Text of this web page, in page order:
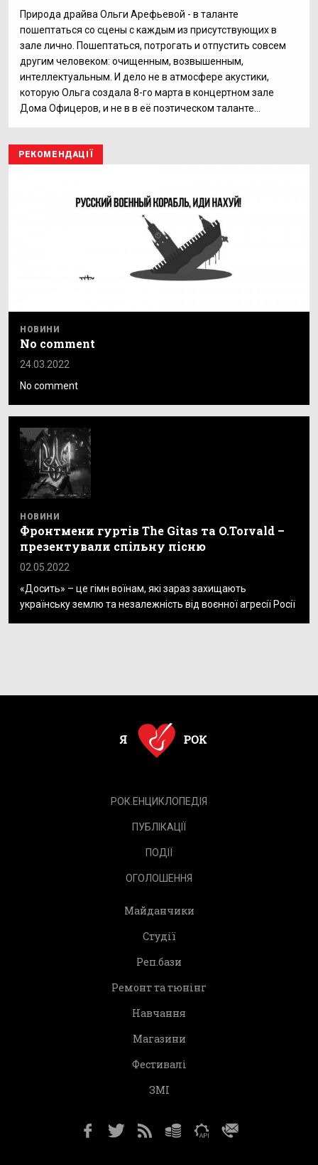
Природа драйва Ольги Арефьевой - в таланте
пошептаться со сцены с каждым из присутствующих в
зале лично. Пошептаться, потрогать и отпустить совсем
другим человеком: очищенным, возвышенным,
интеллектуальным. И дело не в атмосфере акустики,
которую Ольга создала 8-го марта в концертном зале
Дома Офицеров, и не в в её поэтическом таланте...
РЕКОМЕНДАЦІЇ
НОВИНИ
No comment
24.03.2022
No comment
НОВИНИ
Фронтмени гуртів The Gitas та O.Torvald –
презентували спільну пісню
02.05.2022
«Досить» – це гімн воїнам, які зараз захищають
українську землю та незалежність від воєнної агресії Росії
РОК.ЕНЦИКЛОПЕДІЯ
ПУБЛІКАЦІЇ
ПОДІЇ
ОГОЛОШЕННЯ
Майданчики
Студії
Реп.бази
Ремонт та тюнінг
Навчання
Магазини
Фестивалі
ЗМІ